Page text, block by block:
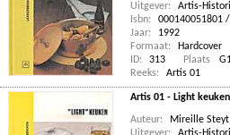
Uitgever:
Artis-
Isbn:
000140051801
Jaar:
1992
Formaat:
Hardcover
ID:
313 Plaats
Reeks:
Artis 01
Artis 01 - Light keuken
Auteur:
Mireille Steyt